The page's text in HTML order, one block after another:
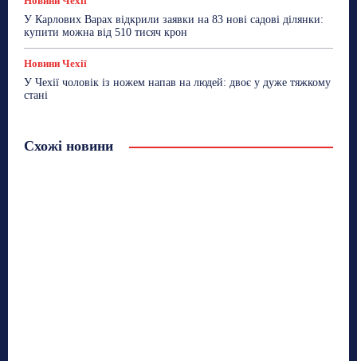
У Карлових Варах відкрили заявки на 83 нові садові ділянки:
купити можна від 510 тисяч крон
Новини Чехії
У Чехії чоловік із ножем напав на людей: двоє у дуже тяжкому
стані
Схожі новини